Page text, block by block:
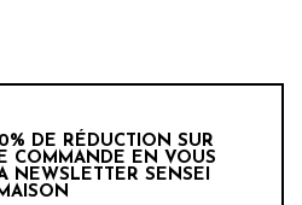
DE RÉDUCTION SUR
COMMANDE EN VOUS
NEWSLETTER SENSEI